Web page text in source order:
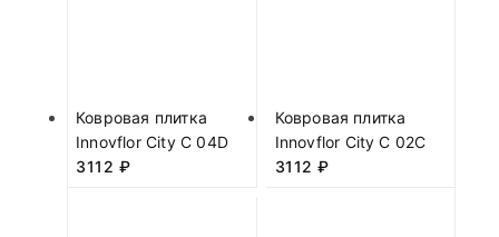
Ковровая плитка
Innovflor City C 04D
3112 ₽
Ковровая плитка
Innovflor City C 02C
3112 ₽